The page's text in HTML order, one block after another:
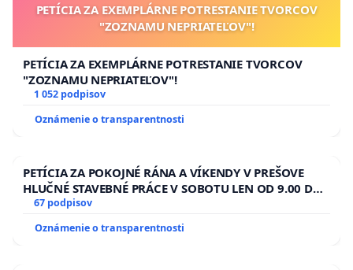
PETÍCIA ZA EXEMPLÁRNE POTRESTANIE TVORCOV
"ZOZNAMU NEPRIATEĽOV"!
PETÍCIA ZA EXEMPLÁRNE POTRESTANIE TVORCOV
"ZOZNAMU NEPRIATEĽOV"!
1 052 podpisov
Oznámenie o transparentnosti
PETÍCIA ZA POKOJNÉ RÁNA A VÍKENDY V PREŠOVE
HLUČNÉ STAVEBNÉ PRÁCE V SOBOTU LEN OD 9.00 DO
13.00 HOD., CEZ PRACOVNÝ TÝŽDEŇ CIEĽ 8.00 – 18.00
ĎUMBIERSKEJ/MAGU
67 podpisov
Oznámenie o transparentnosti